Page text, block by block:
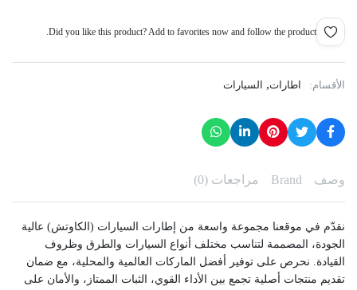
Did you like this product? Add to favorites now and follow the product.
الأقسام: اطارات, السيارات
وصف Brand مراجعات (0)
نقدّم في موقعنا مجموعة واسعة من إطارات السيارات (الكاوتش) عالية
الجودة، المصممة لتناسب مختلف أنواع السيارات والطرق وظروف
القيادة. نحرص على توفير أفضل الماركات العالمية والمحلية، مع ضمان
تقديم منتجات أصلية تجمع بين الأداء القوي، الثبات الممتاز، والأمان على